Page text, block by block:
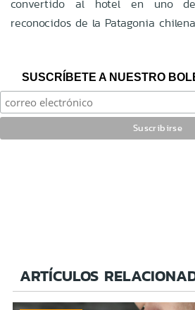
convertido al hotel en uno
reconocidos de la Patagonia
SUSCRÍBETE A NUESTRO
ARTÍCULOS